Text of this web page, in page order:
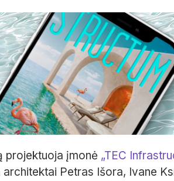
projektuoja įmonė „TEC
Petras Išora, Ivane